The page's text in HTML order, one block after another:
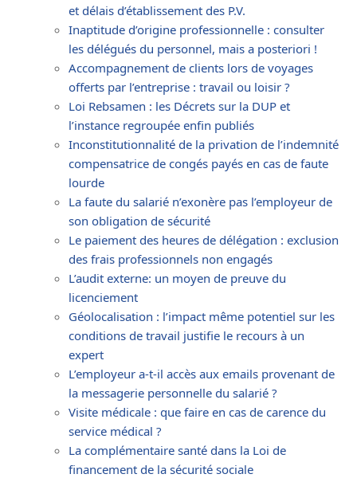
et délais d’établissement des P.V.
Inaptitude d’origine professionnelle : consulter
les délégués du personnel, mais a posteriori !
Accompagnement de clients lors de voyages
offerts par l’entreprise : travail ou loisir ?
Loi Rebsamen : les Décrets sur la DUP et
l’instance regroupée enfin publiés
Inconstitutionnalité de la privation de l’indemnité
compensatrice de congés payés en cas de faute
lourde
La faute du salarié n’exonère pas l’employeur de
son obligation de sécurité
Le paiement des heures de délégation : exclusion
des frais professionnels non engagés
L’audit externe: un moyen de preuve du
licenciement
Géolocalisation : l’impact même potentiel sur les
conditions de travail justifie le recours à un
expert
L’employeur a-t-il accès aux emails provenant de
la messagerie personnelle du salarié ?
Visite médicale : que faire en cas de carence du
service médical ?
La complémentaire santé dans la Loi de
financement de la sécurité sociale